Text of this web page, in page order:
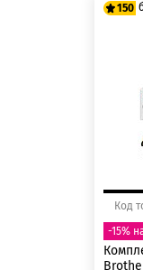
150
Код
-15%